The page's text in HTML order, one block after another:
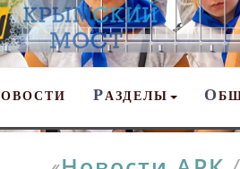
ОВОСТИ РАЗДЕЛЫ О